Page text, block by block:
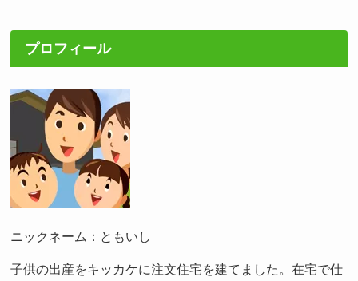
プロフィール
ニックネーム：ともいし
子供の出産をキッカケに注文住宅を建てました。在宅で仕